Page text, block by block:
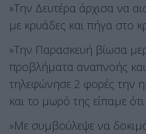
»Την Δευτέρα άρχισα να
με κρυάδες και πήγα στο
»Την Παρασκευή βίωσα
προβλήματα αναπνοής
τηλεφώνησε 2 φορές την
και το μωρό της είπαμε
»Με συμβούλεψε να